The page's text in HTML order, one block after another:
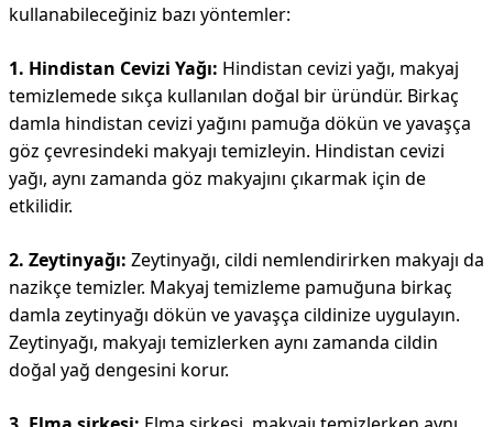
kullanabileceğiniz bazı yöntemler:
1. Hindistan Cevizi Yağı: Hindistan cevizi yağı, makyaj
temizlemede sıkça kullanılan doğal bir üründür. Birkaç
damla hindistan cevizi yağını pamuğa dökün ve yavaşça
göz çevresindeki makyajı temizleyin. Hindistan cevizi
yağı, aynı zamanda göz makyajını çıkarmak için de
etkilidir.
2. Zeytinyağı: Zeytinyağı, cildi nemlendirirken makyajı da
nazikçe temizler. Makyaj temizleme pamuğuna birkaç
damla zeytinyağı dökün ve yavaşça cildinize uygulayın.
Zeytinyağı, makyajı temizlerken aynı zamanda cildin
doğal yağ dengesini korur.